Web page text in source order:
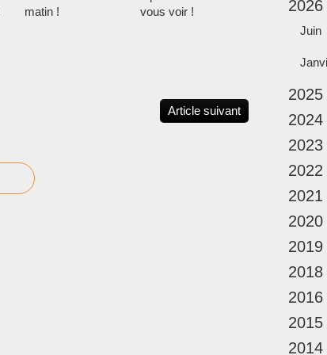
matin !
vous voir !
Article suivant
2026
Juin
2025
2024
2023
2022
2021
2020
2019
2018
2016
2015
2014